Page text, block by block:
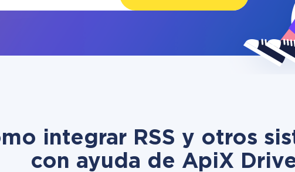
integrar RSS y otros
con ayuda de ApiX